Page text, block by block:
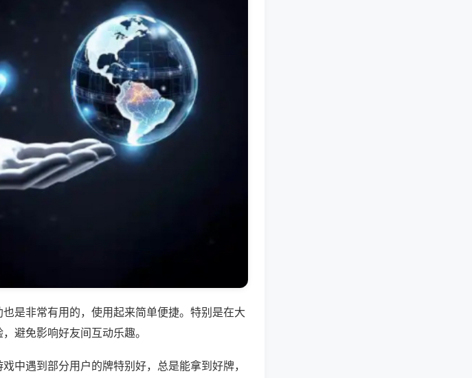
是非常有用的，使用起来简单便捷。特别是在大
避免影响好友间互动乐趣。
中遇到部分用户的牌特别好，总是能拿到好牌，